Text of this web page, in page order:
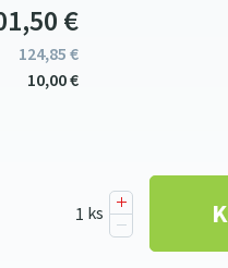
50 €
12485€
1000€